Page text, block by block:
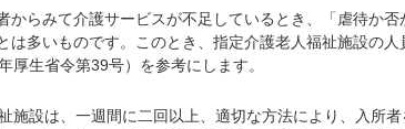
らみて介護サービスが不足しているとき、「虐待か否
は多いものです。このとき、指定介護老人福祉施設の人
生省令第39号）を参考にします。
設は、一週間に二回以上、適切な方法により、入所者